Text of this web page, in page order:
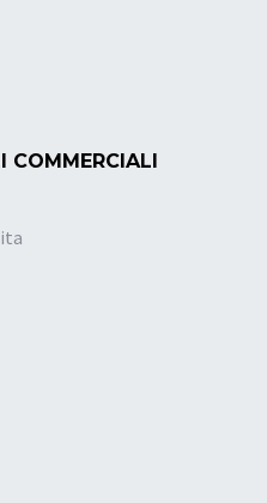
COMMERCIALI